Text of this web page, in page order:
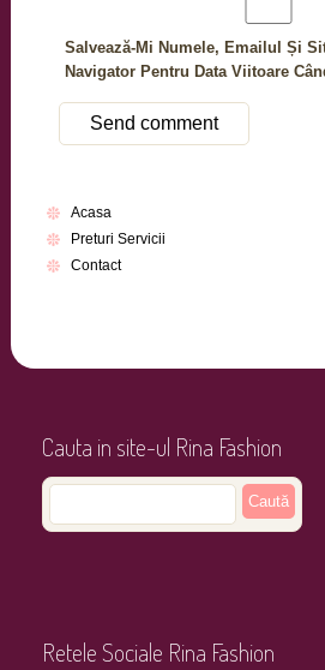
Salvează-Mi Numele, Emailul Și
Navigator Pentru Data Viitoare
Acasa
Preturi Servicii
Contact
Cauta in site-ul Rina Fashion
Retele Sociale Rina Fashion